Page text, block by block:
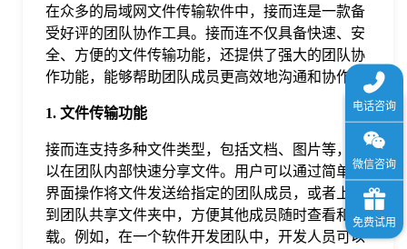
在众多的局域网文件传输软件中，接而连是一款备
受好评的团队协作工具。接而连不仅具备快速、安
全、方便的文件传输功能，还提供了强大的团队协
作功能，能够帮助团队成员更高效地沟通和协作。
1. 文件传输功能
接而连支持多种文件类型，包括文档、图片等，可
以在团队内部快速分享文件。用户可以通过简单的
界面操作将文件发送给指定的团队成员，或者上传
到团队共享文件夹中，方便其他成员随时查看和下
载。例如，在一个软件开发团队中，开发人员可以